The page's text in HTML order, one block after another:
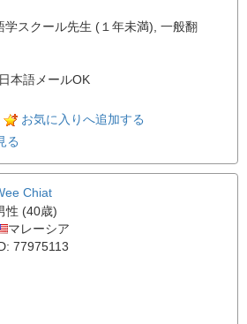
スクール先生 (１年未満), 一般翻
日本語メールOK
お気に入りへ追加する
る
Chiat
性 (40歳)
マレーシア
77975113